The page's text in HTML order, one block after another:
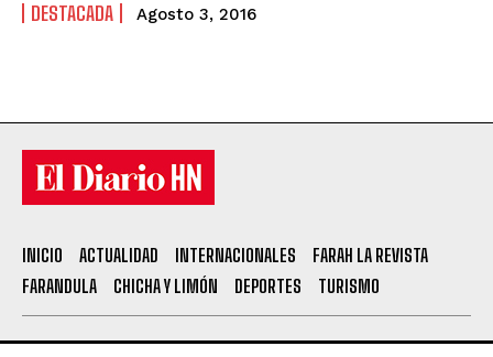
DESTACADA Agosto 3, 2016
INICIO ACTUALIDAD INTERNACIONALES
FARAH LA REVISTA
FARANDULA
CHICHA Y LIMÓN DEPORTES TURISMO